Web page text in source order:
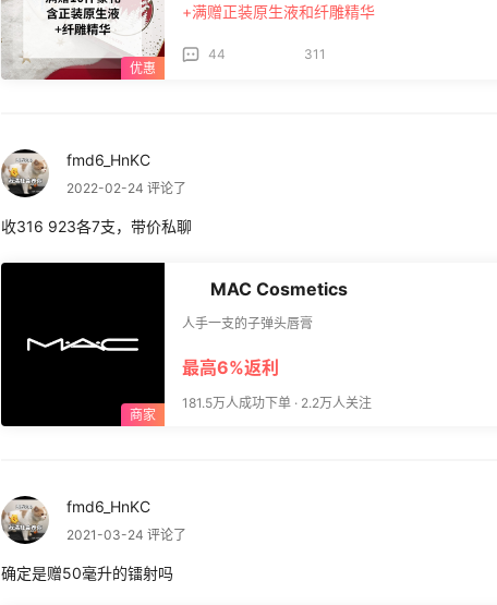
+满赠正装原生液和纤雕精华
44 311
fmd6_HnKC
2022-02-24 评论了
收316 923各7支，带价私聊
MAC Cosmetics
人手一支的子弹头唇膏
最高6%返利
181.5万人成功下单 · 2.2万人关注
fmd6_HnKC
2021-03-24 评论了
确定是赠50毫升的镭射吗